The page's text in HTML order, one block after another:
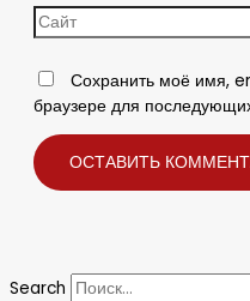
Сохранить моё имя,
браузере для
Search